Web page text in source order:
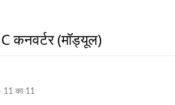
कनवर्टर (मॉड्यूल)
11 का 11